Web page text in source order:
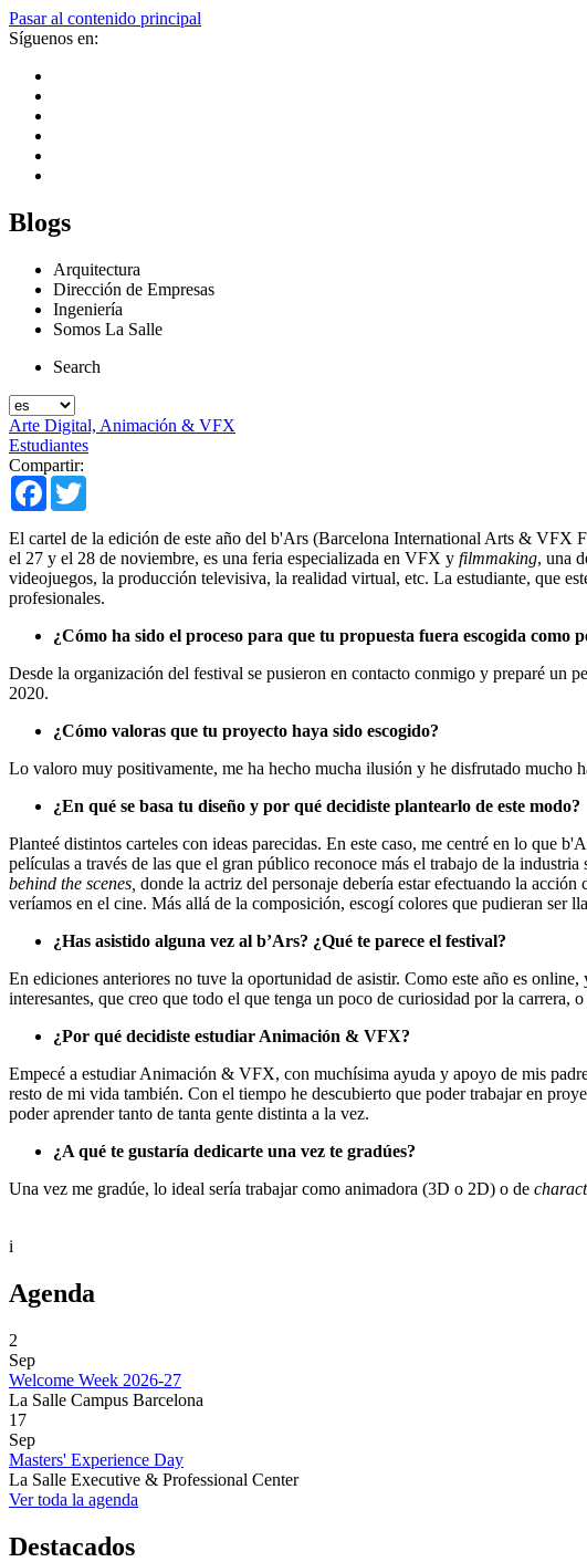
Pasar al contenido principal
Síguenos en:
Blogs
Arquitectura
Dirección de Empresas
Ingeniería
Somos La Salle
Search
Arte Digital, Animación & VFX
Estudiantes
Compartir:
Facebook
El cartel de la edición de este año del b'Ars (Barcelona International Arts & VFX
el 27 y el 28 de noviembre, es una feria especializada en VFX y filmmaking, una
videojuegos, la producción televisiva, la realidad virtual, etc. La estudiante, que
profesionales.
¿Cómo ha sido el proceso para que tu propuesta fuera escogida como
Desde la organización del festival se pusieron en contacto conmigo y preparé un
2020.
¿Cómo valoras que tu proyecto haya sido escogido?
Lo valoro muy positivamente, me ha hecho mucha ilusión y he disfrutado mucho
¿En qué se basa tu diseño y por qué decidiste plantearlo de este modo?
Planteé distintos carteles con ideas parecidas. En este caso, me centré en lo que
películas a través de las que el gran público reconoce más el trabajo de la
behind the scenes, donde la actriz del personaje debería estar efectuando la acción
veríamos en el cine. Más allá de la composición, escogí colores que pudieran ser
¿Has asistido alguna vez al b’Ars? ¿Qué te parece el festival?​
En ediciones anteriores no tuve la oportunidad de asistir. Como este año es
interesantes, que creo que todo el que tenga un poco de curiosidad por la carrera,
¿Por qué decidiste estudiar Animación & VFX?
Empecé a estudiar Animación & VFX, con muchísima ayuda y apoyo de mis
resto de mi vida también. Con el tiempo he descubierto que poder trabajar en
poder aprender tanto de tanta gente distinta a la vez.
¿A qué te gustaría dedicarte una vez te gradúes?
Una vez me gradúe, lo ideal sería trabajar como animadora (3D o 2D) o de
i
Agenda
2
Sep
Welcome Week 2026-27
La Salle Campus Barcelona
17
Sep
Masters' Experience Day
La Salle Executive & Professional Center
Ver toda la agenda
Destacados